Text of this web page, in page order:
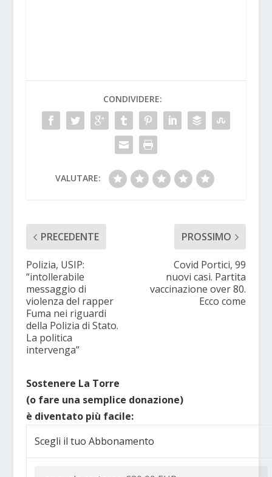
CONDIVIDERE:
VALUTARE:
PRECEDENTE
Polizia, USIP:
“intollerabile
messaggio di
violenza del rapper
Fuma nei riguardi
della Polizia di Stato.
La politica
intervenga”
PROSSIMO
Covid Portici, 99
nuovi casi. Partita
vaccinazione over 80.
Ecco come
Sostenere La Torre
(o fare una semplice donazione)
è diventato più facile:
Scegli il tuo Abbonamento